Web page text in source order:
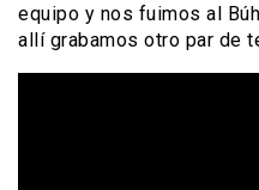
equipo y nos fuimos al
allí grabamos otro par de